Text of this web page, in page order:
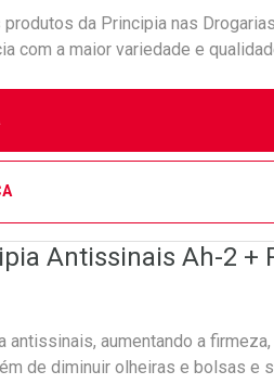
produtos da Principia nas
com a maior variedade e
Antissinais Ah-2 +
aumentando a
de diminuir olheiras e bolsas e